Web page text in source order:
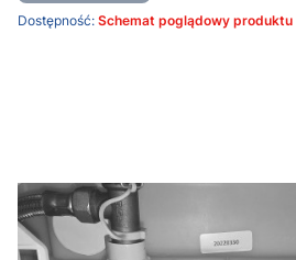
Dostępność: Schemat poglądowy produktu